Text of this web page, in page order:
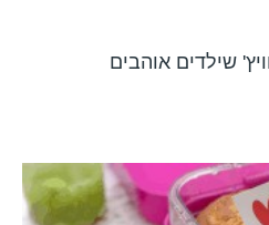
שילדים אוהבים